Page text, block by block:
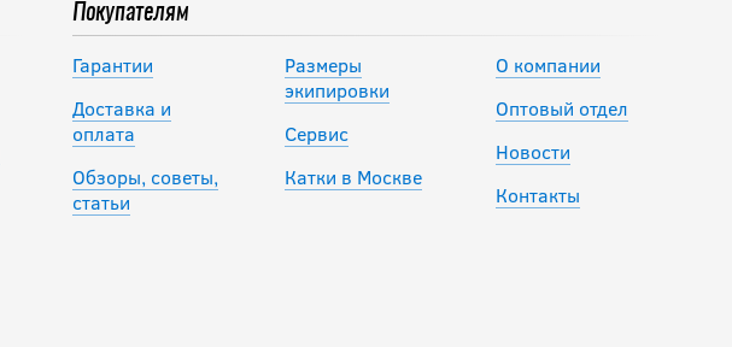
Покупателям
Гарантии
Доставка и
оплата
Обзоры, советы,
статьи
Размеры
экипировки
Сервис
Катки в Москве
О компании
Оптовый отдел
Новости
Контакты